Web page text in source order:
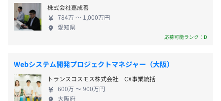
3か月（労働条件に変更なし）
株式会社嘉成善
784万 〜 1,000万円
愛知県
応募可能ランク：D
Webシステム開発プロジェクトマネジャー（大阪）
トランスコスモス株式会社 CX事業統括
600万 〜 900万円
大阪府